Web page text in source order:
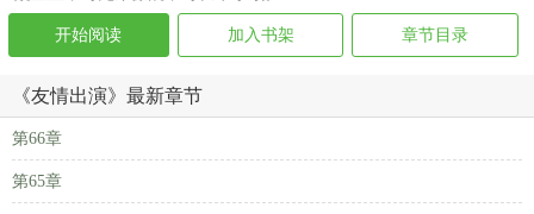
开始阅读 加入书架 章节目录
《友情出演》最新章节
第66章
第65章